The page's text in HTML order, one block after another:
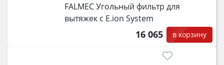
FALMEC Угольный фильтр для
вытяжек с E.ion System
16 065 в корзину